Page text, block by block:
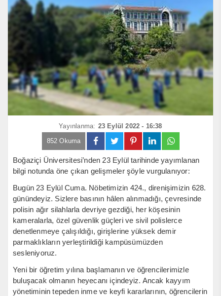
Yayınlanma: 23 Eylül 2022 - 16:38
852 Okuma
Boğaziçi Üniversitesi’nden 23 Eylül tarihinde yayımlanan
bilgi notunda öne çıkan gelişmeler şöyle vurgulanıyor:
Bugün 23 Eylül Cuma. Nöbetimizin 424., direnişimizin 628.
günündeyiz. Sizlere basının hâlen alınmadığı, çevresinde
polisin ağır silahlarla devriye gezdiği, her köşesinin
kameralarla, özel güvenlik güçleri ve sivil polislerce
denetlenmeye çalışıldığı, girişlerine yüksek demir
parmaklıkların yerleştirildiği kampüsümüzden
sesleniyoruz.
Yeni bir öğretim yılına başlamanın ve öğrencilerimizle
buluşacak olmanın heyecanı içindeyiz. Ancak kayyım
yönetiminin tepeden inme ve keyfi kararlarının, öğrencilerin